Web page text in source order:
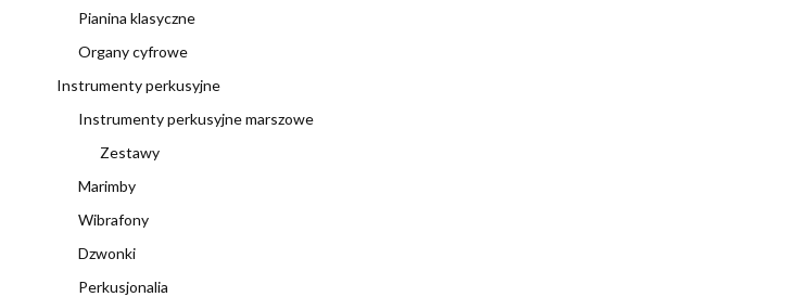
Pianina klasyczne
Organy cyfrowe
Instrumenty perkusyjne
Instrumenty perkusyjne marszowe
Zestawy
Marimby
Wibrafony
Dzwonki
Perkusjonalia